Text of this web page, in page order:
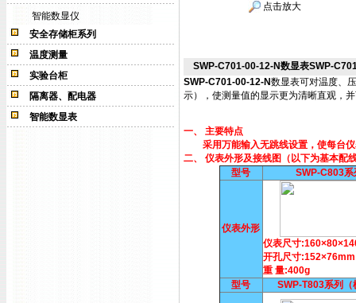
智能数显仪
安全存储柜系列
温度测量
实验台柜
隔离器、配电器
智能数显表
点击放大
SWP-C701-00-12-N数显表SWP-
SWP-C701-00-12-N数显表可对温度、
示），使测量值的显示更为清晰直观，
一、 主要特点
采用万能输入无跳线设置，使每台仪
二、 仪表外形及接线图（以下为基本配
型号
SWP-C803系
仪表外形
仪表尺寸
开孔尺寸:152×76mm
重 量:400g
型号
SWP-T803系列（